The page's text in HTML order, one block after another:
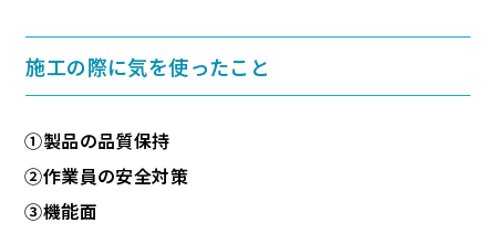
施工の際に気を使ったこと
①製品の品質保持
②作業員の安全対策
③機能面